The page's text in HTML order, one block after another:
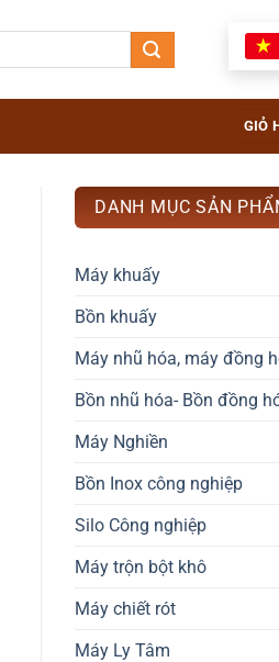
GIỎ
DANH MỤC SẢN
Máy khuấy
Bồn khuấy
Máy nhũ hóa, máy đồng
Bồn nhũ hóa- Bồn đồng
Máy Nghiền
Bồn Inox công nghiệp
Silo Công nghiệp
Máy trộn bột khô
Máy chiết rót
Máy Ly Tâm